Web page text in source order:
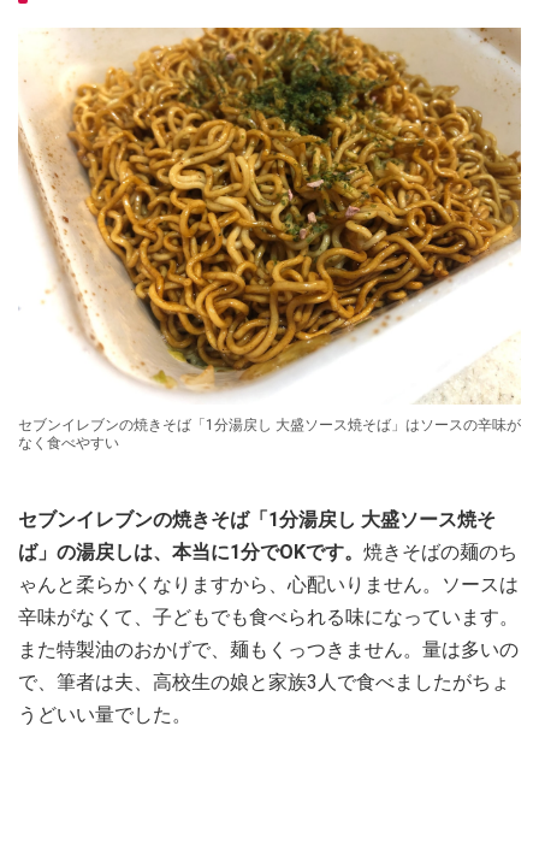
セブンイレブンの焼きそば「1分湯戻し 大盛ソース焼そば」はソースの辛味が
なく食べやすい
セブンイレブンの焼きそば「1分湯戻し 大盛ソース焼そ
ば」の湯戻しは、本当に1分でOKです。 焼きそばの麺のち
ゃんと柔らかくなりますから、心配いりません。ソースは
辛味がなくて、子どもでも食べられる味になっています。
また特製油のおかげで、麺もくっつきません。量は多いの
で、筆者は夫、高校生の娘と家族3人で食べましたがちょ
うどいい量でした。